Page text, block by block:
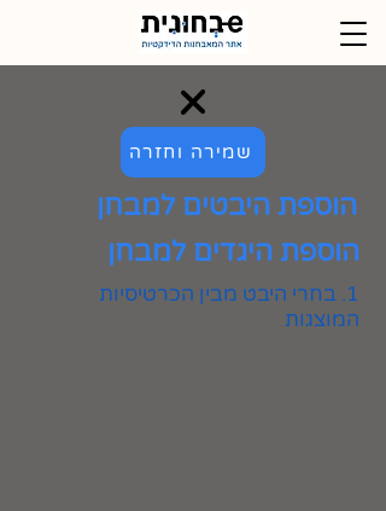
שמירה וחזרה
הוספת היבטים למבחן
הוספת היגדים למבחן
1. בחרי היבט מבין הכרטיסיות
המוצגות